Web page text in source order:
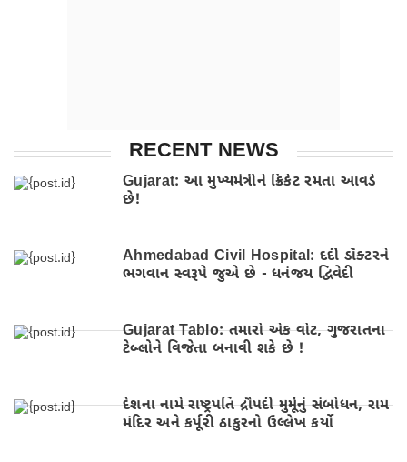
RECENT NEWS
Gujarat: આ મુખ્યમંત્રીને ક્રિકેટ રમતા આવડે
છે!
Ahmedabad Civil Hospital: દર્દી ડૉક્ટરને
ભગવાન સ્વરૂપે જુએ છે - ધનંજય દ્વિવેદી
Gujarat Tablo: તમારો એક વોટ, ગુજરાતના
ટેબ્લોને વિજેતા બનાવી શકે છે !
દેશના નામે રાષ્ટ્રપતિ દ્રૌપદી મુર્મૂનું સંબોધન, રામ
મંદિર અને કર્પૂરી ઠાકુરનો ઉલ્લેખ કર્યો